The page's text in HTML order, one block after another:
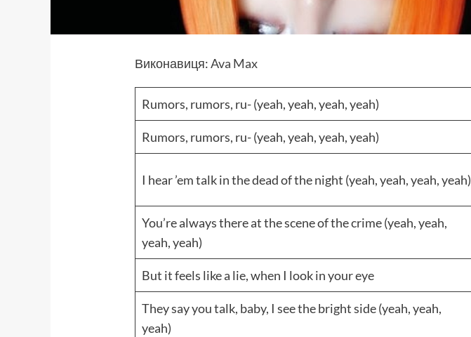
Виконавиця:Ava Max
Rumors, rumors, ru- (yeah, yeah, yeah, yeah)
Rumors, rumors, ru- (yeah, yeah, yeah, yeah)
I hear ’em talk in the dead of the night (yeah, yeah, yeah, yeah)
You’re always there at the scene of the crime (yeah, yeah,
yeah, yeah)
But it feels like a lie, when I look in your eye
They say you talk, baby, I see the bright side (yeah, yeah,
yeah)